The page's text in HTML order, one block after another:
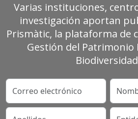
Varias instituciones,
investigación aportan
Prismàtic, la plataforma de
Gestión del Patrimonio
Correo electrónico Nombre
Apellidos Entidad